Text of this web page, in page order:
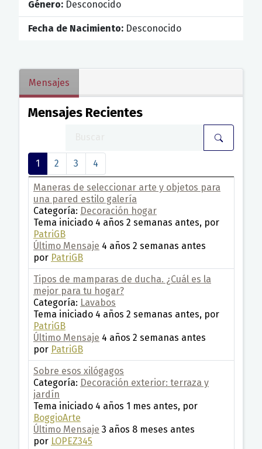
Género: Desconocido
Fecha de Nacimiento: Desconocido
Mensajes
Mensajes Recientes
1 2 3 4
Maneras de seleccionar arte y objetos para
una pared estilo galería
Categoría: Decoración hogar
Tema iniciado 4 años 2 semanas antes, por
PatriGB
Último Mensaje 4 años 2 semanas antes
por PatriGB
Tipos de mamparas de ducha. ¿Cuál es la
mejor para tu hogar?
Categoría: Lavabos
Tema iniciado 4 años 2 semanas antes, por
PatriGB
Último Mensaje 4 años 2 semanas antes
por PatriGB
Sobre esos xilógagos
Categoría: Decoración exterior: terraza y
jardín
Tema iniciado 4 años 1 mes antes, por
BoggioArte
Último Mensaje 3 años 8 meses antes
por LOPEZ345